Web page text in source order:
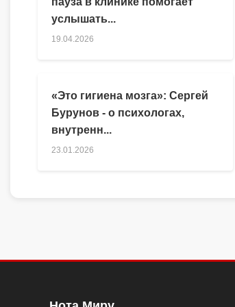
услышать...
19.04.2026
«Это гигиена мозга»: Сергей
Бурунов - о психологах,
внутренн...
23.01.2026